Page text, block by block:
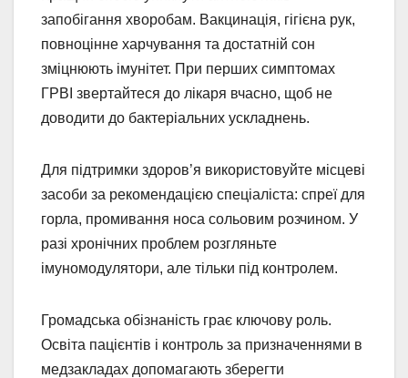
запобігання хворобам. Вакцинація, гігієна рук,
повноцінне харчування та достатній сон
зміцнюють імунітет. При перших симптомах
ГРВІ звертайтеся до лікаря вчасно, щоб не
доводити до бактеріальних ускладнень.
Для підтримки здоров’я використовуйте місцеві
засоби за рекомендацією спеціаліста: спреї для
горла, промивання носа сольовим розчином. У
разі хронічних проблем розгляньте
імуномодулятори, але тільки під контролем.
Громадська обізнаність грає ключову роль.
Освіта пацієнтів і контроль за призначеннями в
медзакладах допомагають зберегти